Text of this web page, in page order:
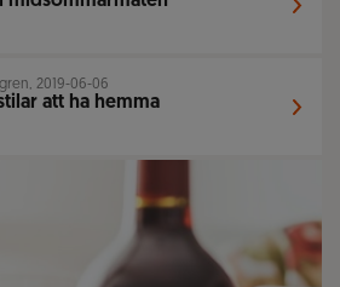
2019-06-06
att ha hemma